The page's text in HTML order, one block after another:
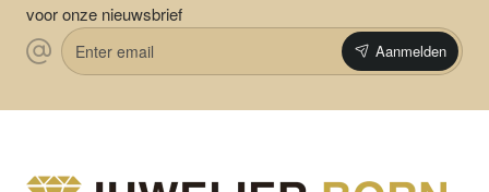
voor onze nieuwsbrief
Enter
email
Aanmelden